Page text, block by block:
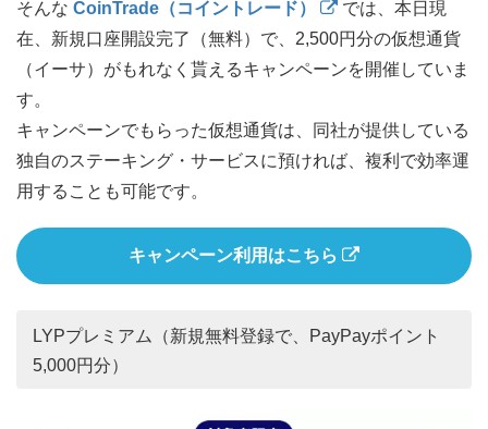
そんな CoinTrade（コイントレード）
では、本日現
在、新規口座開設完了（無料）で、2,500円分の仮想通貨
（イーサ）がもれなく貰えるキャンペーンを開催していま
す。
キャンペーンでもらった仮想通貨は、同社が提供している
独自のステーキング・サービスに預ければ、複利で効率運
用することも可能です。
キャンペーン利用はこちら
LYPプレミアム（新規無料登録で、PayPayポイント
5,000円分）